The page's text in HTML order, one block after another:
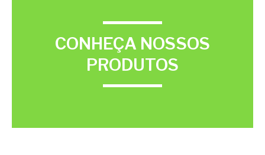
CONHEÇA NOSSOS
PRODUTOS